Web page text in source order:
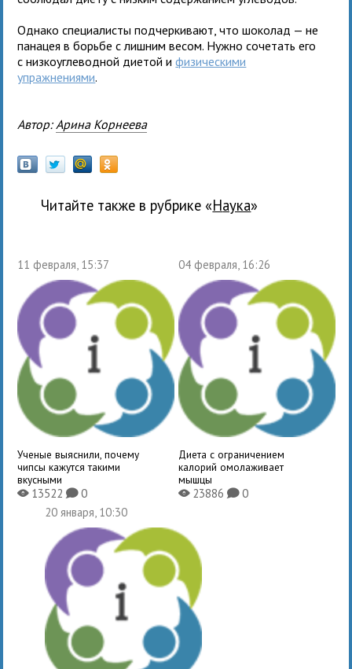
Однако специалисты подчеркивают, что шоколад — не
панацея в борьбе с лишним весом. Нужно сочетать его
с низкоуглеводной диетой ифизическими
упражнениями.
Автор: Арина Корнеева
Читайте также в рубрике « наука»
11 февраля, 15:37
Ученые выяснили, почему
чипсы кажутся такими
вкусными
X13522K0
04 февраля, 16:26
Диета с ограничением
калорий омолаживает
мышцы
X23886 K0
20 января, 10:30